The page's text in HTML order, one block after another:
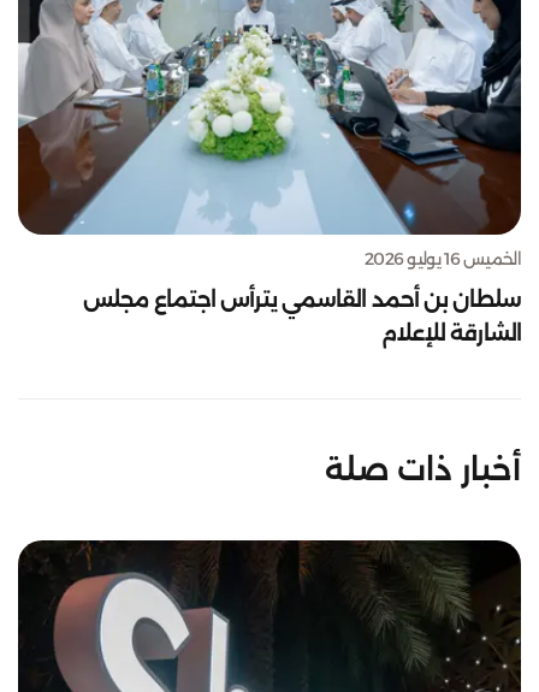
الخميس 16 يوليو 2026
سلطان بن أحمد القاسمي يترأس اجتماع مجلس
الشارقة للإعلام
أخبار ذات صلة